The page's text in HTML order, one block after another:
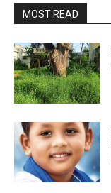
MOST READ